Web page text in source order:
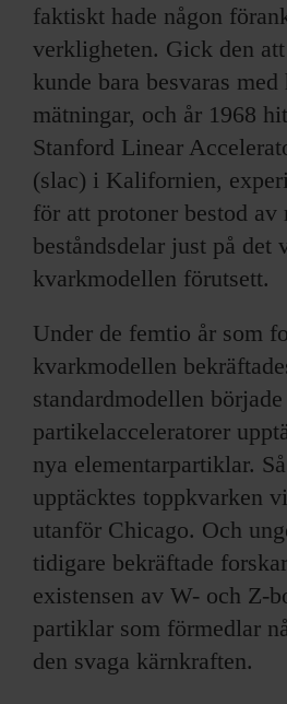
faktiskt hade någon
verkligheten. Gick den
kunde bara besvaras
mätningar, och år 1968
Stanford Linear
(slac) i Kalifornien,
för att protoner bestod av
beståndsdelar just på det
kvarkmodellen förutsett.
Under de femtio år som
kvarkmodellen
standardmodellen
partikelacceleratorer
nya elementarpartiklar.
upptäcktes toppkvarken
utanför Chicago. Och
tidigare bekräftade
existensen av W- och Z-
partiklar som förmedlar
den svaga kärnkraften.